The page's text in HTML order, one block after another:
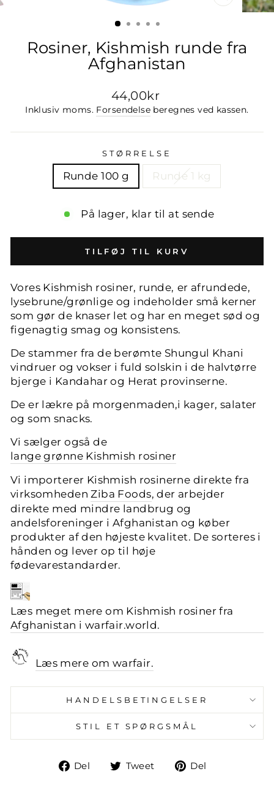
LUK
(ESC)
Rosiner, Kishmish runde fra
Afghanistan
Normal
pris
44,00kr
Inklusiv moms. Forsendelse beregnes ved kassen.
STØRRELSE
Runde 100 g Runde 1 kg
På lager, klar til at sende
TILFØJ TIL KURV
Vores Kishmish rosiner, runde, er afrundede,
lysebrune/grønlige og indeholder små kerner
som gør de knaser let og har en meget sød og
figenagtig smag og konsistens.
De stammer fra de berømte Shungul Khani
vindruer og vokser i fuld solskin i de halvtørre
bjerge i Kandahar og Herat provinserne.
De er lækre på morgenmaden,i kager, salater
og som snacks.
Vi sælger også de
lange grønne Kishmish rosiner
Vi importerer Kishmish rosinerne direkte fra
virksomhedenZiba Foods, der arbejder
direkte med mindre landbrug og
andelsforeninger i Afghanistan og køber
produkter af den højeste kvalitet. De sorteres i
hånden og lever op til høje
fødevarestandarder.
Læs meget mere om Kishmish rosiner fra
Afghanistan i warfair.world.
Læs mere om warfair.
HANDELSBETINGELSER
STIL ET SPØRGSMÅL
Del
Del
Tweet
TweetDel